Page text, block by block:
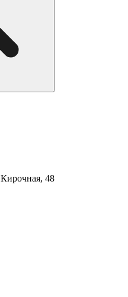
Кирочная, 48